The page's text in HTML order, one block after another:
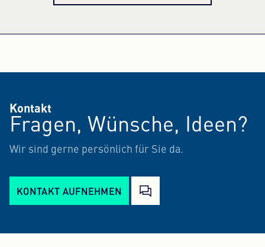
Kontakt
Fragen, Wünsche, Ideen?
Wir sind gerne persönlich für Sie da.
KONTAKT AUFNEHMEN